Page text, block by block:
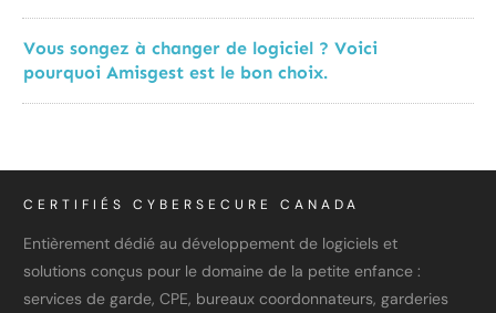
Vous songez à changer de logiciel ? Voici
pourquoi Amisgest est le bon choix.
CERTIFIÉS CYBERSECURE CANADA
Entièrement dédié au développement de logiciels et
solutions conçus pour le domaine de la petite enfance :
services de garde, CPE, bureaux coordonnateurs, garderies